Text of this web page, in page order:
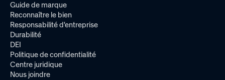
Guide de marque
Reconnaître le bien
Responsabilité d'entreprise
Durabilité
DEI
Politique de confidentialité
Centre juridique
Nous joindre